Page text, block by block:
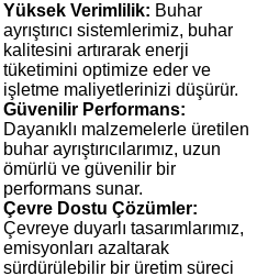
Yüksek Verimlilik: Buhar
ayrıştırıcı sistemlerimiz, buhar
kalitesini artırarak enerji
tüketimini optimize eder ve
işletme maliyetlerinizi düşürür.
Güvenilir Performans:
Dayanıklı malzemelerle üretilen
buhar ayrıştırıcılarımız, uzun
ömürlü ve güvenilir bir
performans sunar.
Çevre Dostu Çözümler:
Çevreye duyarlı tasarımlarımız,
emisyonları azaltarak
sürdürülebilir bir üretim süreci